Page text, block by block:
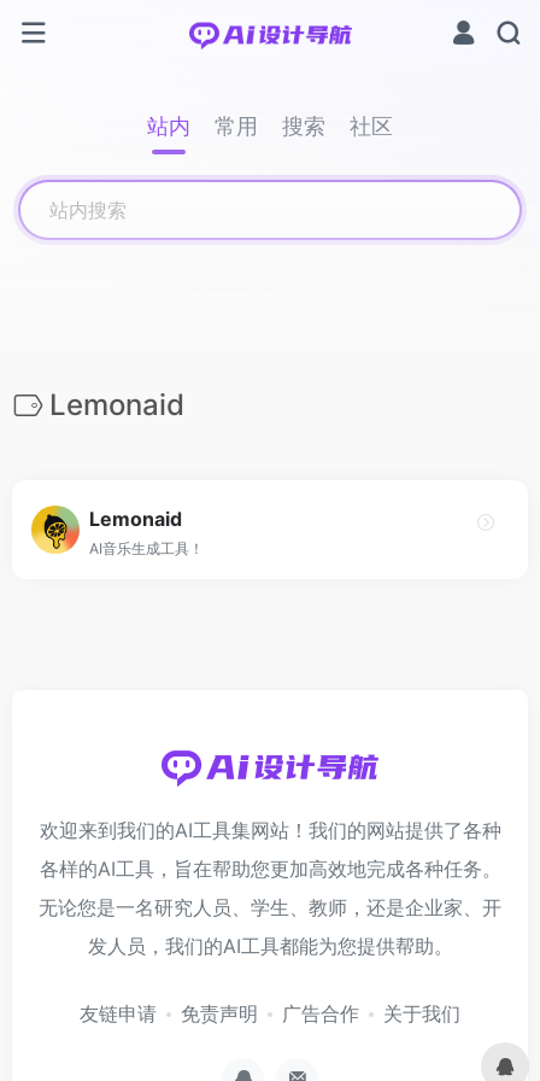
站内 常用 搜索 社区
Lemonaid
Lemonaid
AI音乐生成工具！
欢迎来到我们的AI工具集网站！我们的网站提供了各种
各样的AI工具，旨在帮助您更加高效地完成各种任务。
无论您是一名研究人员、学生、教师，还是企业家、开
发人员，我们的AI工具都能为您提供帮助。
友链申请 免责声明 广告合作 关于我们